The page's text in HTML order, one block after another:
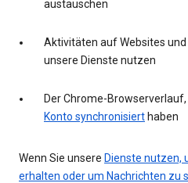
austauschen
Aktivitäten auf Websites
unsere Dienste nutzen
Der Chrome-Browserverlauf,
Konto synchronisiert haben
Wenn Sie unsere Dienste nutzen,
erhalten oder um Nachrichten zu